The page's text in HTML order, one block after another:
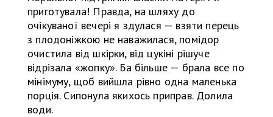
приготувала! Правда, на шляху до
очікуваної вечері я здулася — взяти перець
з плодоніжкою не наважилася, помідор
очистила від шкірки, від цукіні рішуче
відрізала «жопку». Ба більше — брала все по
мінімуму, щоб вийшла рівно одна маленька
порція. Сипонула якихось приправ. Долила
води.